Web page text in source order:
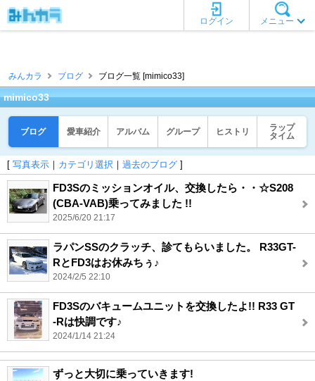
メニュー
ログイン
みんカラ ブログ ブログ一覧 [mimico33]
mimico33
ブログ 愛車紹介 アルバム グループ ヒストリ
ラップ
タイム
[ 写真表示 ｜ カテゴリ選択 ｜ 過去のブログ ]
FD3Sのミッションオイル、交換したら・・☆S208
(CBA-VAB)乗ってみました !!
2025/6/20 21:17
ラパンSSのクラッチ、診てもらいました。 R33GT-
RとFD3はお休みちぅ♪
2024/2/5 22:10
FD3Sのバキュームユニットを交換したよ!! R33 GT
-Rは快調です♪
2024/1/14 21:24
ずっと大切に乗っていきます!